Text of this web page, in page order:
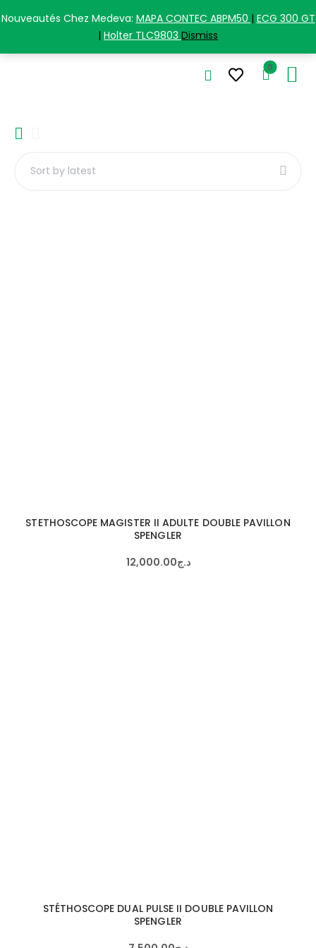
+213(0) 5 58 77 12 84
0
STETHOSCOPE MAGISTER II ADULTE DOUBLE PAVILLON
SPENGLER
د.ج
12,000.00
STÉTHOSCOPE DUAL PULSE II DOUBLE PAVILLON
SPENGLER
Nouveautés Chez Medeva: MAPA CONTEC ABPM50 | ECG 300 GT
| Holter TLC9803 Dismiss